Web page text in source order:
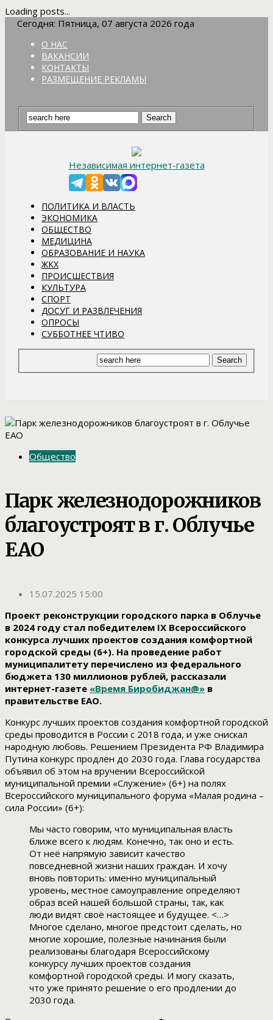
Loading posts...
Сегодня: Пятница, 07 августа 2026 года
О НАС
ВАКАНСИИ
КОНТАКТЫ
РАЗМЕЩЕНИЕ РЕКЛАМЫ
Независимая интернет-газета
ПОЛИТИКА И ВЛАСТЬ
ЭКОНОМИКА
ОБЩЕСТВО
МЕДИЦИНА
ОБРАЗОВАНИЕ И НАУКА
ЖКХ
ПРОИСШЕСТВИЯ
КУЛЬТУРА
СПОРТ
ДОСУГ И РАЗВЛЕЧЕНИЯ
ОПРОСЫ
СУББОТНЕЕ ЧТИВО
Общество
Парк железнодорожников
благоустроят в г. Облучье
ЕАО
15.07.2025 15:00
Проект реконструкции городского парка в Облучье
в 2024 году стал победителем IX Всероссийского
конкурса лучших проектов создания комфортной
городской среды (6+). На проведение работ
муниципалитету перечислено из федерального
бюджета 130 миллионов рублей, рассказали
интернет-газете «Время Биробиджан@» в
правительстве ЕАО.
Конкурс лучших проектов создания комфортной городской
среды проводится в России с 2018 года, и уже снискал
народную любовь. Решением Президента РФ Владимира
Путина конкурс продлен до 2030 года. Глава государства
объявил об этом на вручении Всероссийской
муниципальной премии «Служение» (6+) на полях
Всероссийского муниципального форума «Малая родина –
сила России» (6+):
Мы часто говорим, что муниципальная власть
ближе всего к людям. Конечно, так оно и есть.
От неё напрямую зависит качество
повседневной жизни наших граждан. И хочу
вновь повторить: именно муниципальный
уровень, местное самоуправление определяют
образ всей нашей большой страны, так, как
люди видят своё настоящее и будущее. <…>
Многое сделано, многое предстоит сделать, но
многие хорошие, полезные начинания были
реализованы благодаря Всероссийскому
конкурсу лучших проектов создания
комфортной городской среды. И могу сказать,
что уже принято решение о его продлении до
2030 года.